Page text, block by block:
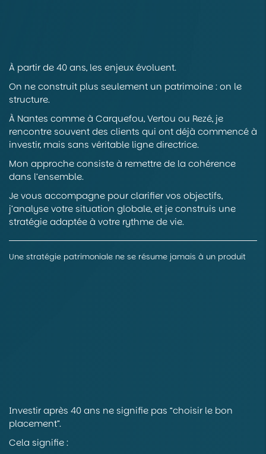
À partir de 40 ans, les enjeux évoluent.
On ne construit plus seulement un patrimoine : on le
structure.
À Nantes comme à Carquefou, Vertou ou Rezé, je
rencontre souvent des clients qui ont déjà commencé à
investir, mais sans véritable ligne directrice.
Mon approche consiste à remettre de la cohérence
dans l’ensemble.
Je vous accompagne pour clarifier vos objectifs,
j’analyse votre situation globale, et je construis une
stratégie adaptée à votre rythme de vie.
Une stratégie patrimoniale ne se résume jamais à un produit
Investir après 40 ans ne signifie pas “choisir le bon
placement”.
Cela signifie :